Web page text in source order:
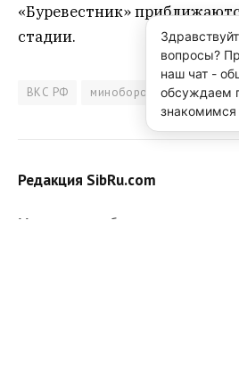
«Буревестник»
стадии.
ВКС РФ минобороны России
Редакция SibRu.com
Материалы, публикуемые за
вопросы?
наш чат -
обсуждаем
знакомимся